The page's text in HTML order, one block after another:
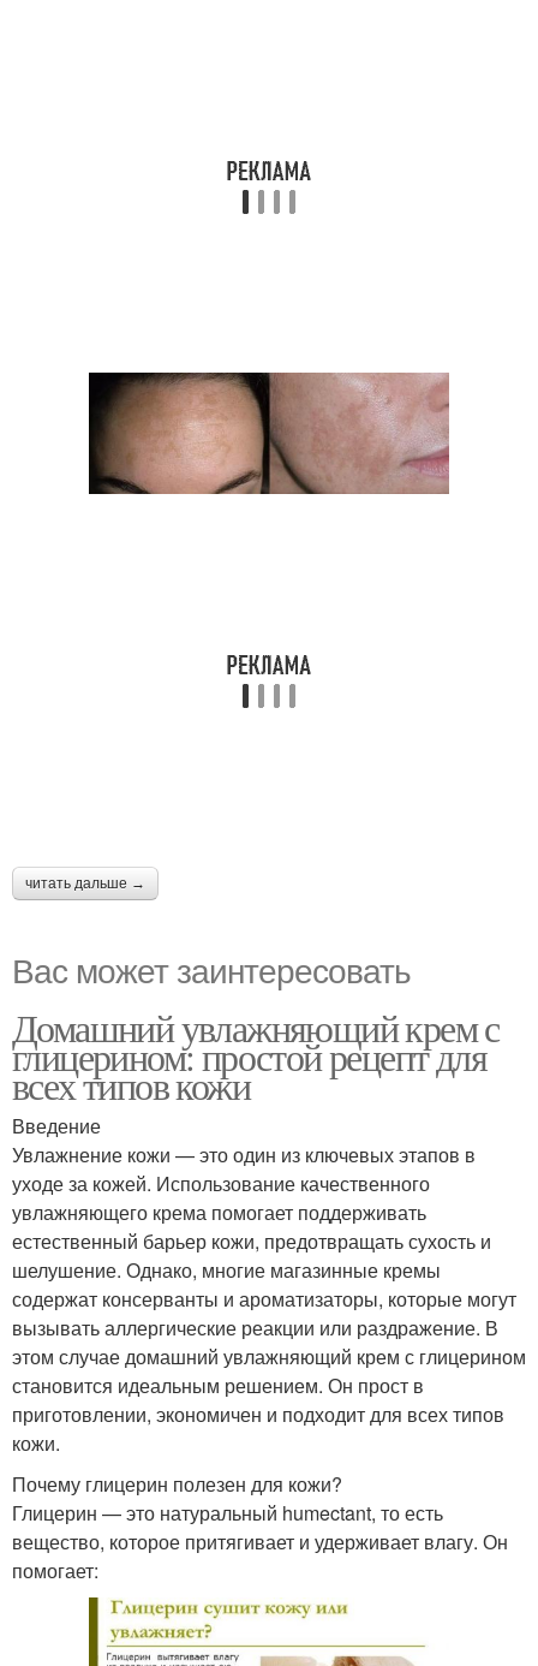
читать дальше →
Вас может заинтересовать
Домашний увлажняющий крем с
глицерином: простой рецепт для
всех типов кожи
Введение
Увлажнение кожи — это один из ключевых этапов в
уходе за кожей. Использование качественного
увлажняющего крема помогает поддерживать
естественный барьер кожи, предотвращать сухость и
шелушение. Однако, многие магазинные кремы
содержат консерванты и ароматизаторы, которые могут
вызывать аллергические реакции или раздражение. В
этом случае домашний увлажняющий крем с глицерином
становится идеальным решением. Он прост в
приготовлении, экономичен и подходит для всех типов
кожи.
Почему глицерин полезен для кожи?
Глицерин — это натуральный humectant, то есть
вещество, которое притягивает и удерживает влагу. Он
помогает: